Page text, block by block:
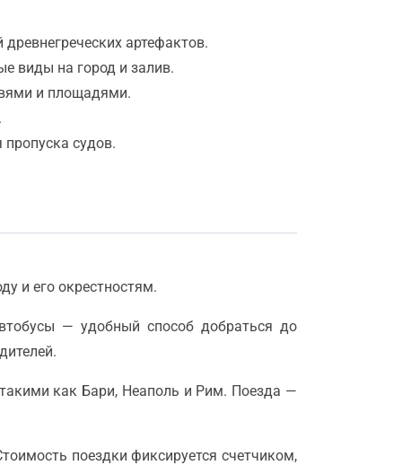
артефактов.
виды на город и залив.
и площадями.
судов.
и его окрестностям.
— удобный способ добраться до
как Бари, Неаполь и Рим. Поезда —
поездки фиксируется счетчиком,